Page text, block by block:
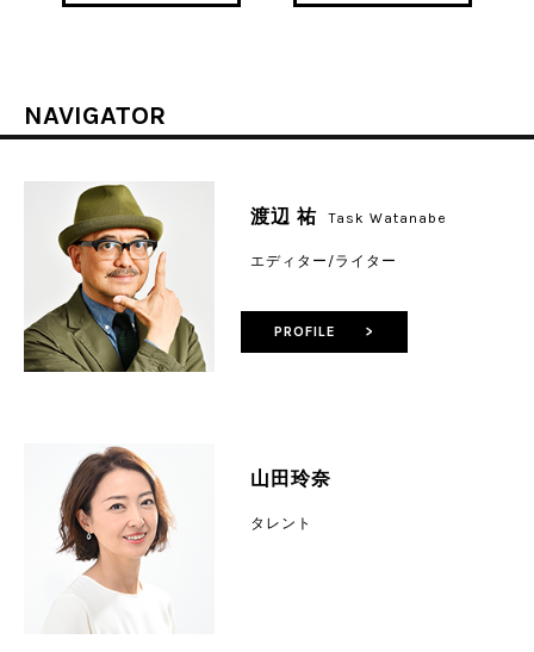
NAVIGATOR
渡辺 祐 Task Watanabe
エディター/ライター
山田玲奈
タレント
PROFILE >